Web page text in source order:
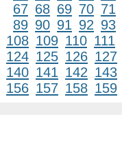
67 68 69 70 71
89 90 91 92 93
108 109 110 111
124 125 126 127
140 141 142 143
156 157 158 159